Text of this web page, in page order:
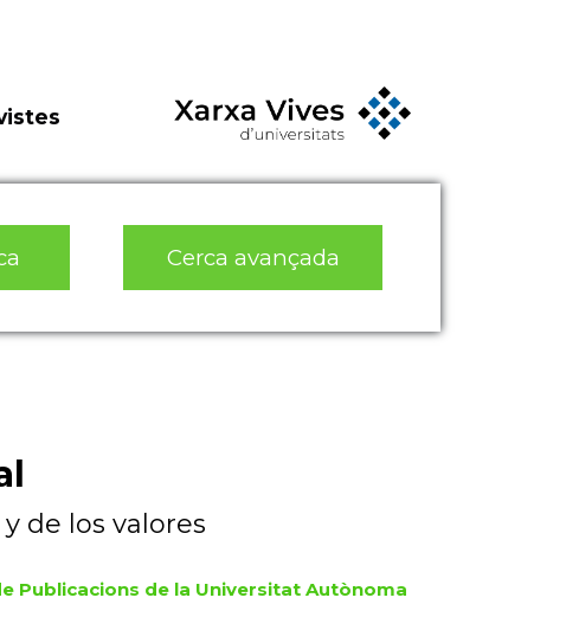
Cerca avançada
de los valores
Publicacions de la Universitat Autònoma